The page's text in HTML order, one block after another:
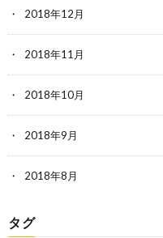
2018年12月
2018年11月
2018年10月
2018年9月
2018年8月
タグ